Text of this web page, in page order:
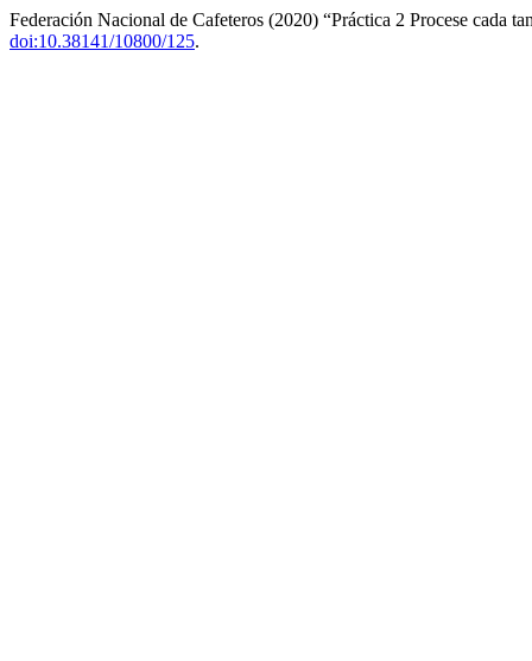
Federación Nacional de Cafeteros (2020) “Práctica 2 Procese cada
doi:10.38141/10800/125.